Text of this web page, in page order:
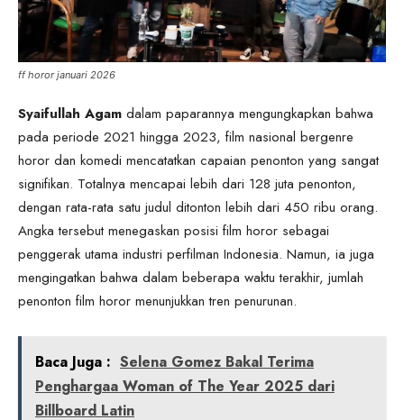
ff horor januari 2026
Syaifullah Agam dalam paparannya mengungkapkan bahwa
pada periode 2021 hingga 2023, film nasional bergenre
horor dan komedi mencatatkan capaian penonton yang sangat
signifikan. Totalnya mencapai lebih dari 128 juta penonton,
dengan rata-rata satu judul ditonton lebih dari 450 ribu orang.
Angka tersebut menegaskan posisi film horor sebagai
penggerak utama industri perfilman Indonesia. Namun, ia juga
mengingatkan bahwa dalam beberapa waktu terakhir, jumlah
penonton film horor menunjukkan tren penurunan.
Baca Juga : Selena Gomez Bakal Terima
Penghargaa Woman of The Year 2025 dari
Billboard Latin